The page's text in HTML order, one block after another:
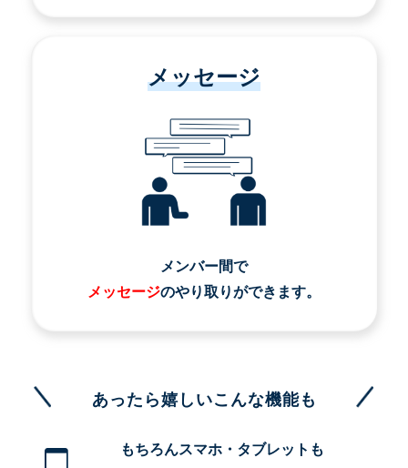
メッセージ
メンバー間で
メッセージのやり取りができます。
あったら嬉しいこんな機能も
もちろんスマホ・タブレットも